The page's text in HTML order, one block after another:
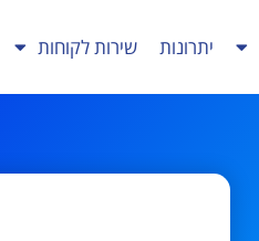
יתרונות שירות לקוחות